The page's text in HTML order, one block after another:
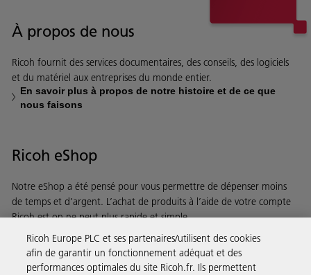
À propos de nous
Ricoh fournit des services documentaires, des conseils, des logiciels
et du matériel aux entreprises du monde entier.
En savoir plus à propos de notre histoire et de ce que
nous faisons
Ricoh eShop
Notre eShop a été pensé pour vous permettre de dépenser moins
de temps et d’argent. L’achat de produits à l’aide de votre compte
Ricoh est on ne peut plus rapide et simple.
En savoir plus
Ricoh Europe PLC et ses partenaires/utilisent des cookies
afin de garantir un fonctionnement adéquat et des
performances optimales du site Ricoh.fr. Ils permettent